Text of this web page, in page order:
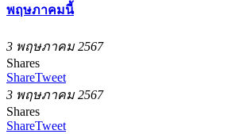
พฤษภาคมนี้
3 พฤษภาคม 2567
Shares
ShareTweet
3 พฤษภาคม 2567
Shares
ShareTweet